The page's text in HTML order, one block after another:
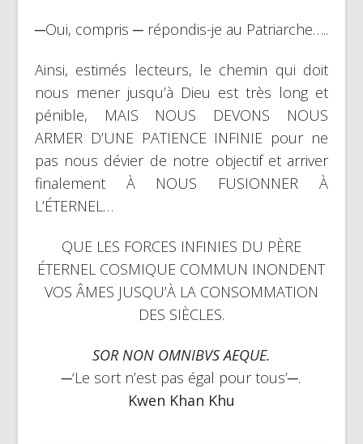
─Oui, compris ─ répondis-je au Patriarche…..
Ainsi, estimés lecteurs, le chemin qui doit
nous mener jusqu’à Dieu est très long et
pénible, MAIS NOUS DEVONS NOUS
ARMER D’UNE PATIENCE INFINIE pour ne
pas nous dévier de notre objectif et arriver
finalement À NOUS FUSIONNER À
L’ÉTERNEL…
QUE LES FORCES INFINIES DU PÈRE
ÉTERNEL COSMIQUE COMMUN INONDENT
VOS ÂMES JUSQU’À LA CONSOMMATION
DES SIÈCLES.
SOR NON OMNIBVS AEQUE.
─‘Le sort n’est pas égal pour tous’─.
Kwen Khan Khu